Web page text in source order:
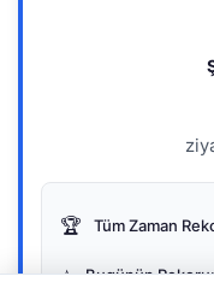
🏆 Tüm Zaman
⭐ Bugünün Rekoru: